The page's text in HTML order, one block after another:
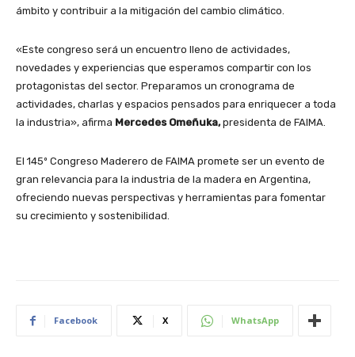
ámbito y contribuir a la mitigación del cambio climático.
«Este congreso será un encuentro lleno de actividades,
novedades y experiencias que esperamos compartir con los
protagonistas del sector. Preparamos un cronograma de
actividades, charlas y espacios pensados para enriquecer a toda
la industria», afirma Mercedes Omeñuka,presidenta de FAIMA.
El 145º Congreso Maderero de FAIMA promete ser un evento de
gran relevancia para la industria de la madera en Argentina,
ofreciendo nuevas perspectivas y herramientas para fomentar
su crecimiento y sostenibilidad.
Facebook X WhatsApp